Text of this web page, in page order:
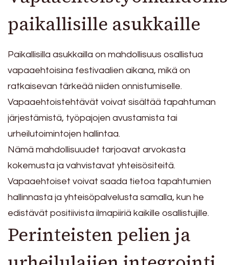
paikallisille asukkaille
Paikallisilla asukkailla on mahdollisuus osallistua
vapaaehtoisina festivaalien aikana, mikä on
ratkaisevan tärkeää niiden onnistumiselle.
Vapaaehtoistehtävät voivat sisältää tapahtuman
järjestämistä, työpajojen avustamista tai
urheilutoimintojen hallintaa.
Nämä mahdollisuudet tarjoavat arvokasta
kokemusta ja vahvistavat yhteisösiteitä.
Vapaaehtoiset voivat saada tietoa tapahtumien
hallinnasta ja yhteisöpalvelusta samalla, kun he
edistävät positiivista ilmapiiriä kaikille osallistujille.
Perinteisten pelien ja